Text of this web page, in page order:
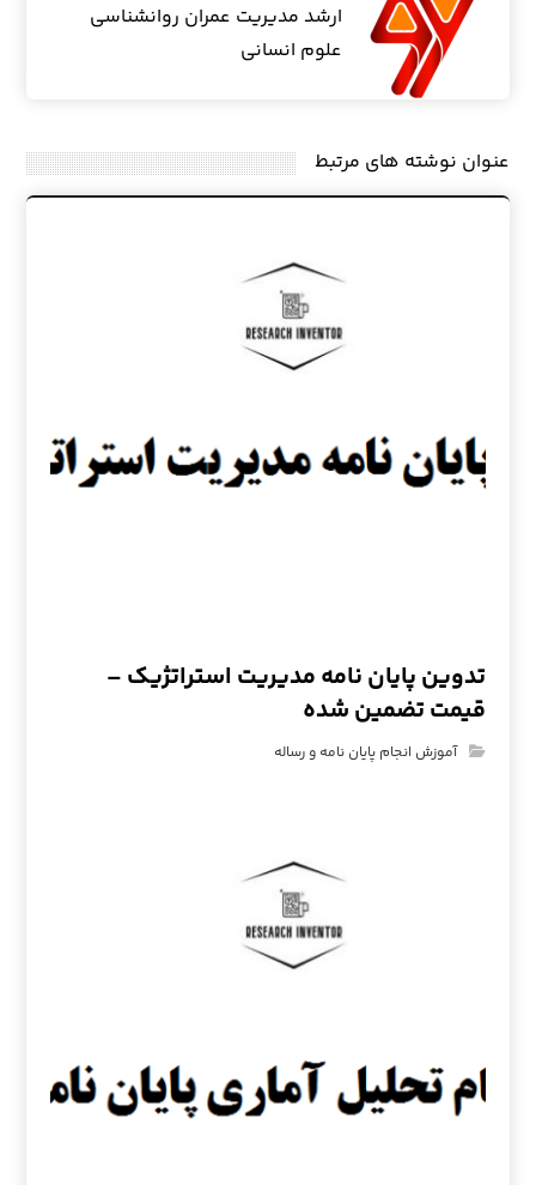
ارشد مدیریت عمران روانشناسی
علوم انسانی
عنوان ‫نوشته های مرتبط
تدوین پایان نامه مدیریت استراتژیک –
قیمت تضمین شده
آموزش انجام پایان نامه و رساله